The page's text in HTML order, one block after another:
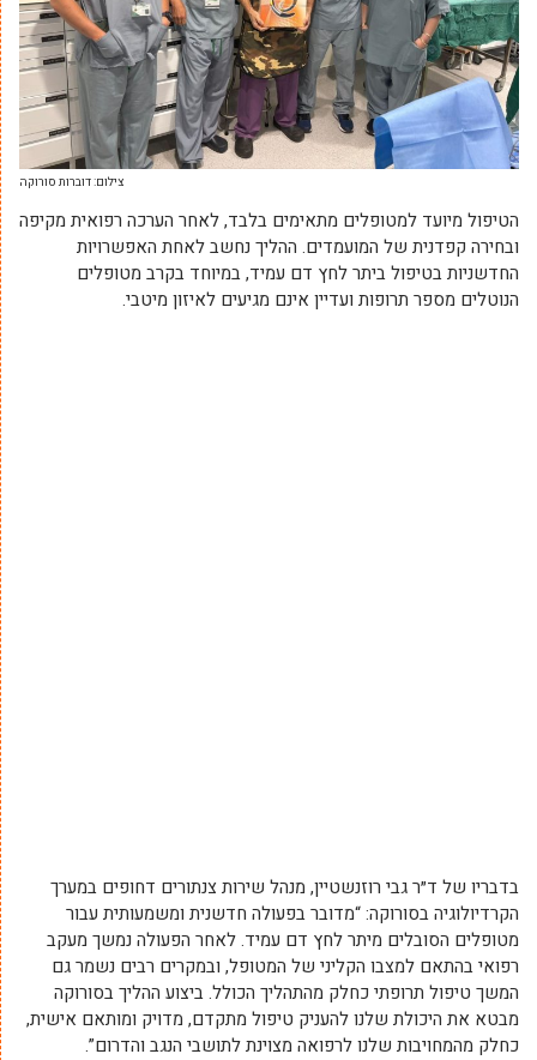
צילום: דוברות סורוקה
הטיפול מיועד למטופלים מתאימים בלבד, לאחר הערכה רפואית מקיפה
ובחירה קפדנית של המועמדים. ההליך נחשב לאחת האפשרויות
החדשניות בטיפול ביתר לחץ דם עמיד, במיוחד בקרב מטופלים
הנוטלים מספר תרופות ועדיין אינם מגיעים לאיזון מיטבי.
בדבריו של ד״ר גבי רוזנשטיין, מנהל שירות צנתורים דחופים במערך
הקרדיולוגיה בסורוקה: “מדובר בפעולה חדשנית ומשמעותית עבור
מטופלים הסובלים מיתר לחץ דם עמיד. לאחר הפעולה נמשך מעקב
רפואי בהתאם למצבו הקליני של המטופל, ובמקרים רבים נשמר גם
המשך טיפול תרופתי כחלק מהתהליך הכולל. ביצוע ההליך בסורוקה
מבטא את היכולת שלנו להעניק טיפול מתקדם, מדויק ומותאם אישית,
כחלק מהמחויבות שלנו לרפואה מצוינת לתושבי הנגב והדרום”.